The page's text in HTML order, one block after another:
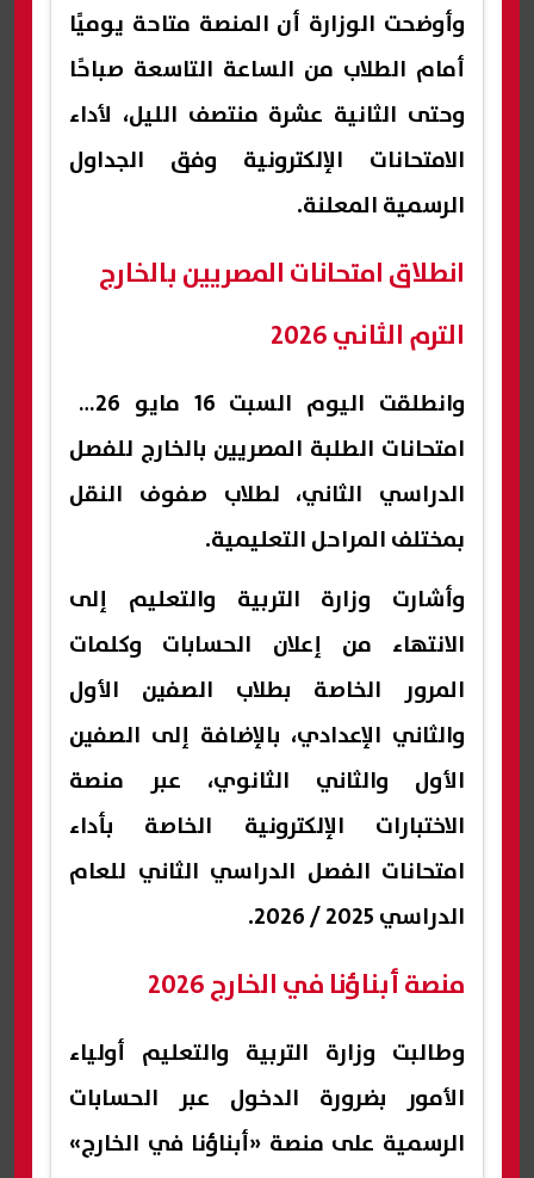
وأوضحت الوزارة أن المنصة متاحة يوميًا
أمام الطلاب من الساعة التاسعة صباحًا
وحتى الثانية عشرة منتصف الليل، لأداء
الامتحانات الإلكترونية وفق الجداول
الرسمية المعلنة.
انطلاق امتحانات المصريين بالخارج
الترم الثاني 2026
وانطلقت اليوم السبت 16 مايو 2026
امتحانات الطلبة المصريين بالخارج للفصل
الدراسي الثاني، لطلاب صفوف النقل
بمختلف المراحل التعليمية.
وأشارت وزارة التربية والتعليم إلى
الانتهاء من إعلان الحسابات وكلمات
المرور الخاصة بطلاب الصفين الأول
والثاني الإعدادي، بالإضافة إلى الصفين
الأول والثاني الثانوي، عبر منصة
الاختبارات الإلكترونية الخاصة بأداء
امتحانات الفصل الدراسي الثاني للعام
الدراسي 2025 / 2026.
منصة أبناؤنا في الخارج 2026
وطالبت وزارة التربية والتعليم أولياء
الأمور بضرورة الدخول عبر الحسابات
الرسمية على منصة «أبناؤنا في الخارج»